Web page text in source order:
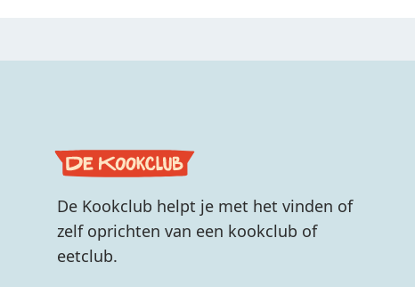
De Kookclub helpt je met het vinden of
zelf oprichten van een kookclub of
eetclub.